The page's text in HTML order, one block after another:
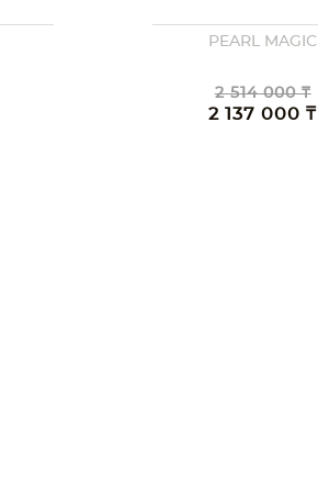
PEARL MAGIC
2 514 000 ₸
2 137 000 ₸